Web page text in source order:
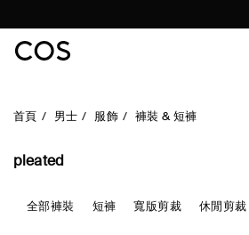
首頁 男士 服飾 褲裝 & 短褲
pleated
全部褲裝 短褲 寬版剪裁 休閒剪裁